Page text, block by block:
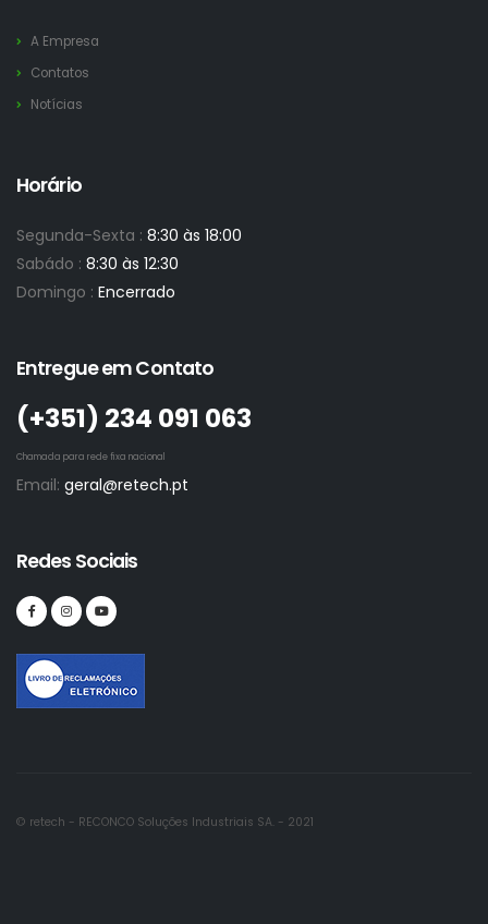
A Empresa
Contatos
Notícias
Horário
Segunda-Sexta : 8:30 às 18:00
Sabádo : 8:30 às 12:30
Domingo : Encerrado
Entregue em Contato
(+351)­ 234 091 063
Chamada para rede fixa nacional
Email: geral@retech.pt
Redes Sociais
© retech - RECONCO Soluções Industriais SA. - 2021